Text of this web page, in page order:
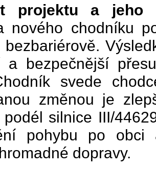
projektu a jeho
nového chodníku
bezbariérově.
a bezpečnější
svede
změnou je
podél silnice III/
pohybu po obci
dopravy.